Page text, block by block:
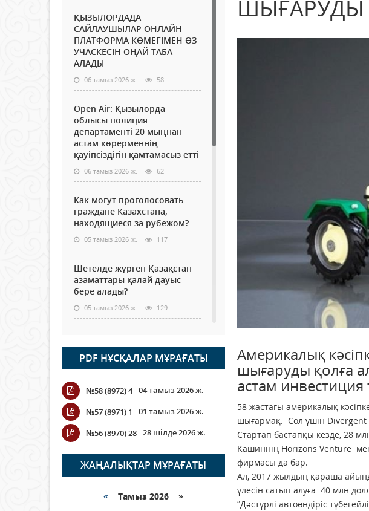
ҚЫЗЫЛОРДАДА
САЙЛАУШЫЛАР ОНЛАЙН
ПЛАТФОРМА КӨМЕГІМЕН ӨЗ
УЧАСКЕСІН ОҢАЙ ТАБА
АЛАДЫ
06 тамыз 2026 ж. 58
Open Air: Қызылорда
облысы полиция
департаменті 20 мыңнан
астам көрерменнің
қауіпсіздігін қамтамасыз етті
06 тамыз 2026 ж. 62
Как могут проголосовать
граждане Казахстана,
находящиеся за рубежом?
05 тамыз 2026 ж. 117
Шетелде жүрген Қазақстан
азаматтары қалай дауыс
бере алады?
05 тамыз 2026 ж. 129
баға әр түрлі болған
жағдайда
ҮКІМЕТТІК ЕМЕС ҰЙЫМДАРҒА
АРНАЛҒАН СЫЙЛЫҚАҚЫ
КОНКУРСЫНА ӨТІНІМ
ҚАБЫЛДАУ БАСТАЛДЫ
04 тамыз 2026 ж. 107
энергиясын өндіру бойынша
PDF НҰСҚАЛАР МҰРАҒАТЫ
№58 (8972) 4 04 тамыз 2026 ж.
№57 (8971) 1
01 тамыз 2026 ж.
№56 (8970) 28 28 шілде 2026 ж.
ЖАҢАЛЫҚТАР МҰРАҒАТЫ
« Тамыз 2026 »
ШЫҒАРУДЫ
Америкалық
шығаруды қолға
астам
58 жастағы америкалық
шығармақ. Сол үшін Divergent
Стартап бастапқы кезде, 28
Кашиннің Horizons Venture
фирмасы да бар.
Ал, 2017 жылдың қараша
үлесін сатып алуға 40 млн
“Дәстүрлі автоөндіріс